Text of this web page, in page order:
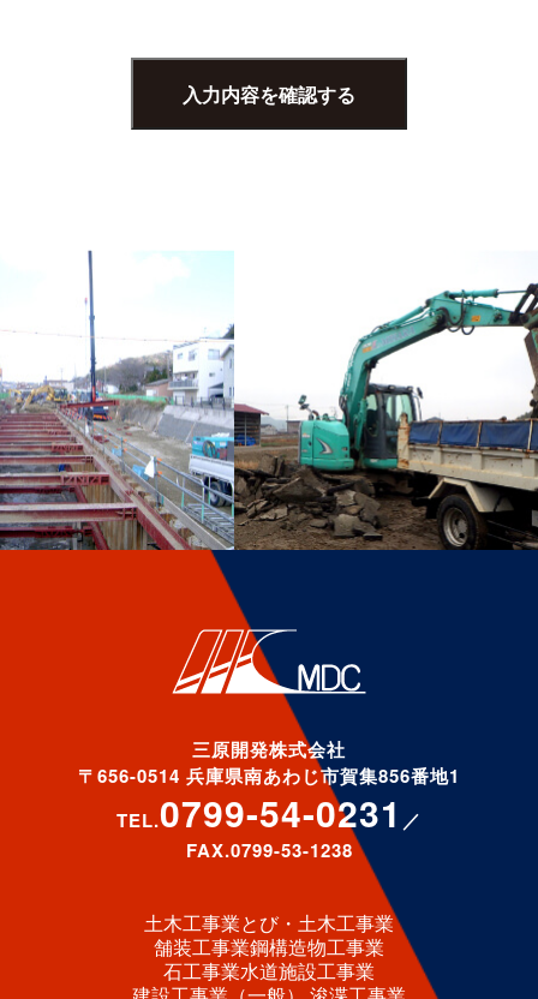
三原開発株式会社
〒656-0514 兵庫県南あわじ市賀集856番地1
TEL.0799-54-0231 ／
FAX.0799-53-1238
土木工事業とび・土木工事業
舗装工事業鋼構造物工事業
石工事業水道施設工事業